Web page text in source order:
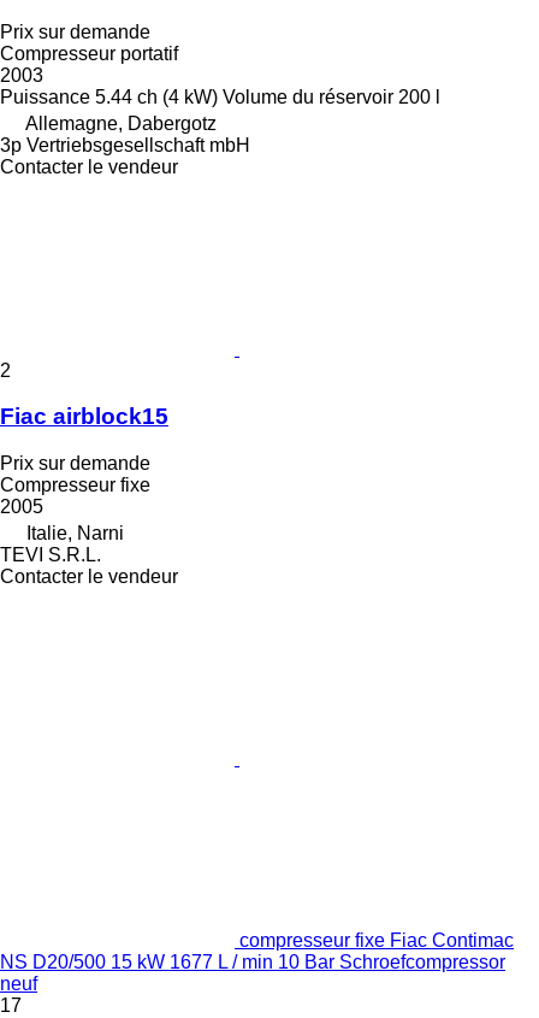
Prix sur demande
Compresseur portatif
2003
Puissance 5.44 ch (4 kW) Volume du réservoir 200 l
Allemagne, Dabergotz
3p Vertriebsgesellschaft mbH
Contacter le vendeur
2
Fiac airblock15
Prix sur demande
Compresseur fixe
2005
Italie, Narni
TEVI S.R.L.
Contacter le vendeur
compresseur fixe Fiac Contimac
NS D20/500 15 kW 1677 L / min 10 Bar Schroefcompressor
neuf
17